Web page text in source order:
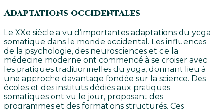
Adaptations occidentales
Le XXe siècle a vu d’importantes adaptations du yoga
somatique dans le monde occidental. Les influences
de la psychologie, des neurosciences et de la
médecine moderne ont commencé à se croiser avec
les pratiques traditionnelles du yoga, donnant lieu à
une approche davantage fondée sur la science. Des
écoles et des instituts dédiés aux pratiques
somatiques ont vu le jour, proposant des
programmes et des formations structurés. Ces